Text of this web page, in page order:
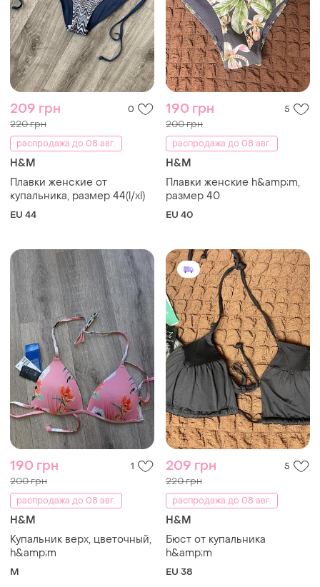
209 грн 0
220 грн
распродажа до 08 авг.
H&M
Плавки женские от
купальника, размер 44(l/xl)
EU 44
190 грн 5
200 грн
распродажа до 08 авг.
H&M
Плавки женские h&amp;m,
размер 40
EU 40
190 грн 1
200 грн
распродажа до 08 авг.
H&M
Купальник верх, цветочный,
h&amp;m
M
209 грн 5
220 грн
распродажа до 08 авг.
H&M
Бюст от купальника
h&amp;m
EU 38